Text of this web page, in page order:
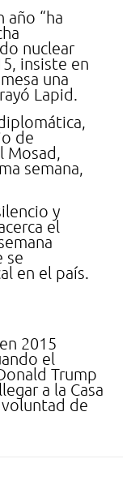
año “ha
nuclear
insiste en
una
Lapid.
de
semana,
y
el
se
en el país.
2015
el
Trump
a la Casa
de